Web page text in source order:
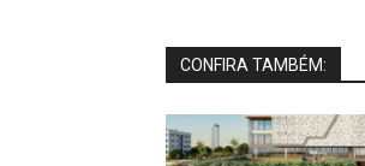
CONFIRA TAMBÉM: